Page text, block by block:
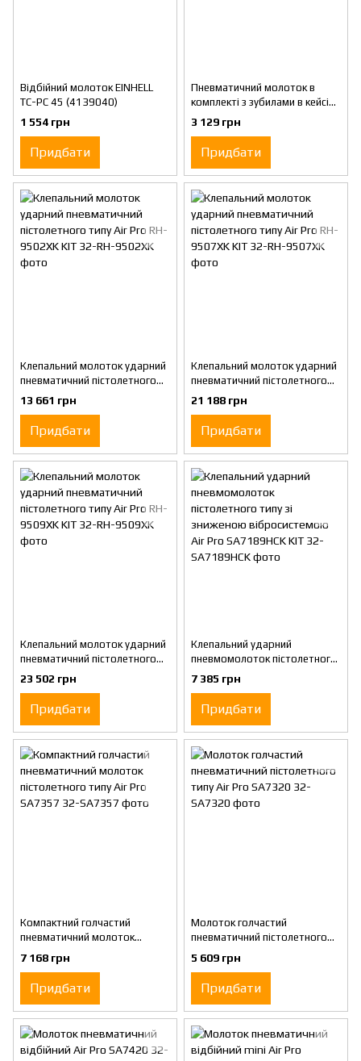
Відбійний молоток EINHELL
TC-PC 45 (4139040)
1 554 грн
Придбати
Пневматичний молоток в
комплекті з зубилами в кейсі
10 пр. Лікота
3 129 грн
Придбати
Клепальний молоток ударний
пневматичний пістолетного
типу Air Pro RH-9502XK KIT
13 661 грн
Придбати
Клепальний молоток ударний
пневматичний пістолетного
типу Air Pro RH-9507XK KIT
21 188 грн
Придбати
Клепальний молоток ударний
пневматичний пістолетного
типу Air Pro RH-9509XK KIT
23 502 грн
Придбати
Клепальний ударний
пневмомолоток пістолетного
типу зі зниженою
вібросистемою Air Pro
SA7189HCK KIT
7 385 грн
Придбати
Компактний голчастий
пневматичний молоток
пістолетного типу Air Pro
SA7357
7 168 грн
Придбати
Молоток голчастий
пневматичний пістолетного
типу Air Pro SA7320
5 609 грн
Придбати